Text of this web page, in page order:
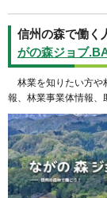
信州の森で働く
がの森ジョブ
林業を知りたい方や
報、林業事業体情報、